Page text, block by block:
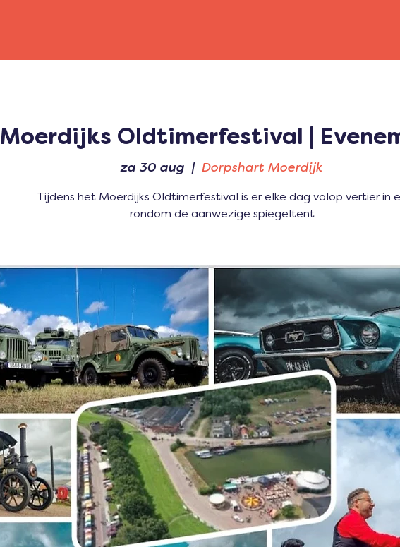
Moerdijks Oldtimerfestival |
za 30 aug
  |
Dorpshart Moerdijk
Tijdens het Moerdijks Oldtimerfestival is er elke dag volop vertier in
rondom de aanwezige spiegeltent